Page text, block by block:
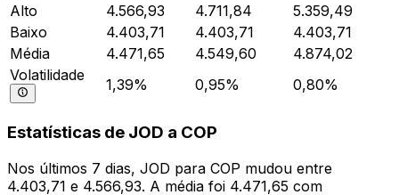
Alto
4.566,93 4.711,84
5.359,49
Baixo
4.403,71 4.403,71
4.403,71
Média
4.471,65 4.549,60
4.874,02
Volatilidade
1,39% 0,95% 0,80%
Estatísticas de JOD a COP
Nos últimos 7 dias, JOD para COP mudou entre
4.403,71 e 4.566,93. A média foi 4.471,65 com